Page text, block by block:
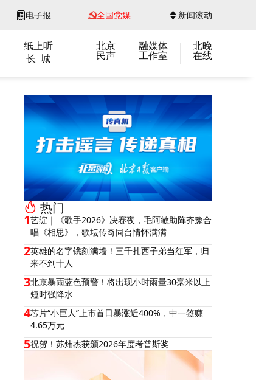
电子报 全国党媒 新闻滚动
纸上听
长 城
北京
民声
融媒体
工作室
北晚
在线
热门
1艺绽｜《歌手2026》决赛夜，毛阿敏助阵齐豫合
唱《相思》，歌坛传奇同台情怀满满
2英雄的名字镌刻满墙！三千扎西子弟当红军，归
来不到十人
3北京暴雨蓝色预警！将出现小时雨量30毫米以上
短时强降水
4芯片“小巨人”上市首日暴涨近400%，中一签赚
4.65万元
5祝贺！苏炜杰获颁2026年度考普斯奖